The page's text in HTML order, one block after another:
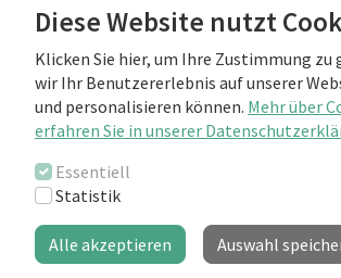
Diese Website nutzt
Klicken Sie hier, um Ihre Zustimmung zu
wir Ihr Benutzererlebnis auf unserer
und personalisieren können. Mehr über
erfahren Sie in unserer
Essentiell
Statistik
Alle akzeptieren Auswahl
A surprising amount of our daily
others involves giving instructions of
another, from giving directions to using
equipment in the office. Read on for
do this tactfully!
Weiterlesen als business